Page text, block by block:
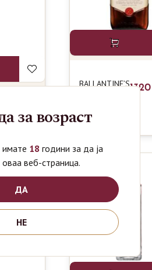
ден
BALLANTINE’S
WHISKY 1L
за возраст
18 години за да ја
веб-страница.
ДА
НЕ